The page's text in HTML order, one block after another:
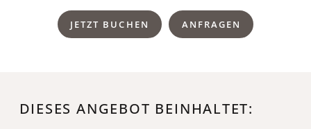
JETZT BUCHEN ANFRAGEN
DIESES ANGEBOT BEINHALTET: